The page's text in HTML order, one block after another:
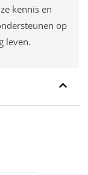
kennis en
op
leven.